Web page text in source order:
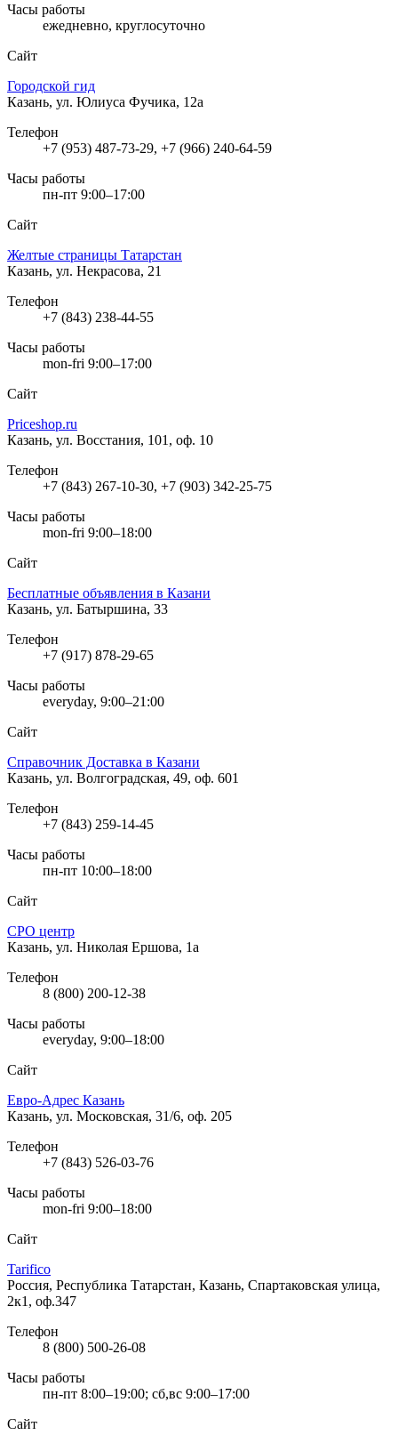
Часы работы
ежедневно, круглосуточно
Сайт
Городской гид
Казань, ул. Юлиуса Фучика, 12а
Телефон
+7 (953) 487-73-29, +7 (966) 240-64-59
Часы работы
пн-пт 9:00–17:00
Сайт
Желтые страницы Татарстан
Казань, ул. Некрасова, 21
Телефон
+7 (843) 238-44-55
Часы работы
mon-fri 9:00–17:00
Сайт
Priceshop.ru
Казань, ул. Восстания, 101, оф. 10
Телефон
+7 (843) 267-10-30, +7 (903) 342-25-75
Часы работы
mon-fri 9:00–18:00
Сайт
Бесплатные объявления в Казани
Казань, ул. Батыршина, 33
Телефон
+7 (917) 878-29-65
Часы работы
everyday, 9:00–21:00
Сайт
Справочник Доставка в Казани
Казань, ул. Волгоградская, 49, оф. 601
Телефон
+7 (843) 259-14-45
Часы работы
пн-пт 10:00–18:00
Сайт
СРО центр
Казань, ул. Николая Ершова, 1а
Телефон
8 (800) 200-12-38
Часы работы
everyday, 9:00–18:00
Сайт
Евро-Адрес Казань
Казань, ул. Московская, 31/6, оф. 205
Телефон
+7 (843) 526-03-76
Часы работы
mon-fri 9:00–18:00
Сайт
Tarifico
Россия, Республика Татарстан, Казань, Спартаковская улица,
2к1, оф.347
Телефон
8 (800) 500-26-08
Часы работы
пн-пт 8:00–19:00; сб,вс 9:00–17:00
Сайт